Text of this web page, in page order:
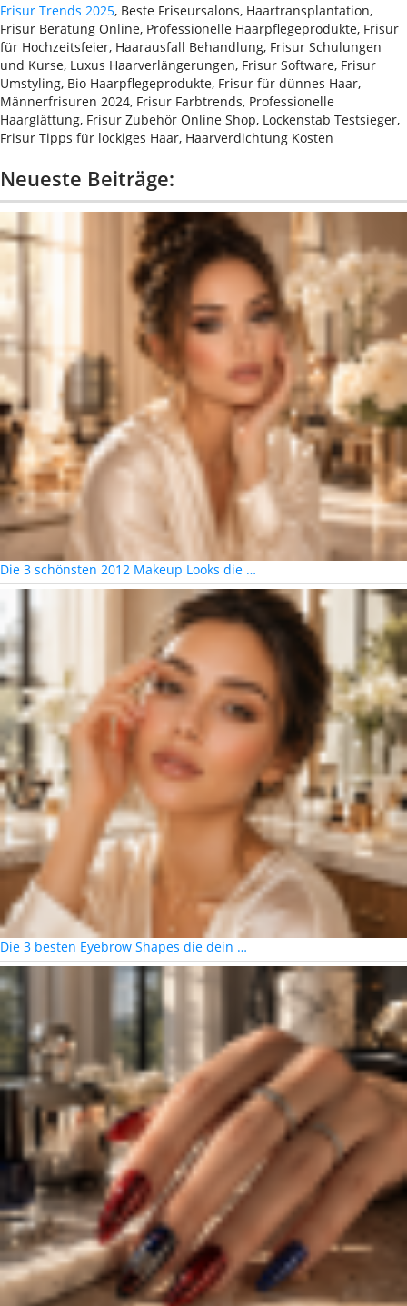
Frisur Trends 2025, Beste Friseursalons, Haartransplantation,
Frisur Beratung Online, Professionelle Haarpflegeprodukte, Frisur
für Hochzeitsfeier, Haarausfall Behandlung, Frisur Schulungen
und Kurse, Luxus Haarverlängerungen, Frisur Software, Frisur
Umstyling, Bio Haarpflegeprodukte, Frisur für dünnes Haar,
Männerfrisuren 2024, Frisur Farbtrends, Professionelle
Haarglättung, Frisur Zubehör Online Shop, Lockenstab Testsieger,
Frisur Tipps für lockiges Haar, Haarverdichtung Kosten
Neueste Beiträge:
Die 3 schönsten 2012 Makeup Looks die …
Die 3 besten Eyebrow Shapes die dein …